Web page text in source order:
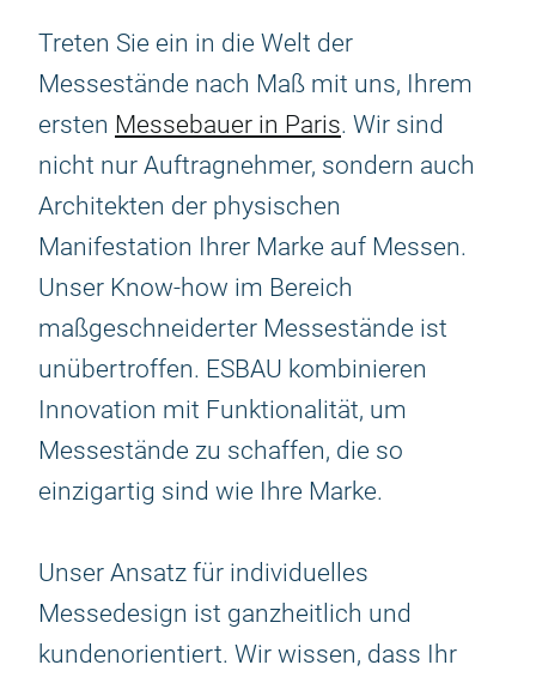
Treten Sie ein in die Welt der
Messestände nach Maß mit uns, Ihrem
ersten Messebauer in Paris. Wir sind
nicht nur Auftragnehmer, sondern auch
Architekten der physischen
Manifestation Ihrer Marke auf Messen.
Unser Know-how im Bereich
maßgeschneiderter Messestände ist
unübertroffen. ESBAU kombinieren
Innovation mit Funktionalität, um
Messestände zu schaffen, die so
einzigartig sind wie Ihre Marke.
Unser Ansatz für individuelles
Messedesign ist ganzheitlich und
kundenorientiert. Wir wissen, dass Ihr